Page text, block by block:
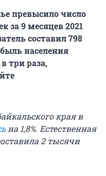
превысило число
за 9 месяцев 2021
составил 798
населения
три раза,
края в
на 1,8%. Естественная
2 тысячи